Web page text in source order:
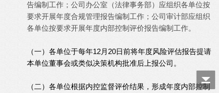
告编制工作；公司办公室（法律事务部）应组织各单位按
要求开展年度合规管理报告编制工作；公司审计部应组织
各单位按要求开展年度内部控制评价报告编制工作。
（一）各单位于每年12月20日前将年度风险评估报告提请
本单位董事会或类似决策机构批准后上报公司。
（二）各单位根据内控监督评价结果，形成年度内部控制